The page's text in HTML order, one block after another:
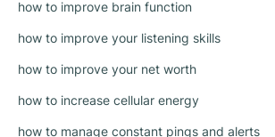
how to improve brain function
how to improve your listening skills
how to improve your net worth
how to increase cellular energy
how to manage constant pings and alerts